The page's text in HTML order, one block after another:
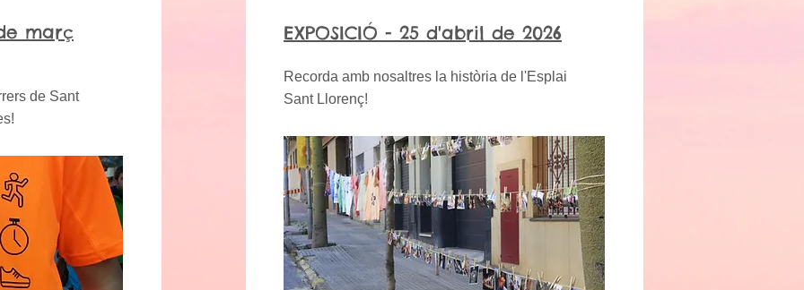
març
de Sant
EXPOSICIÓ - 25 d'abril de 2026
Recorda amb nosaltres la història de l'Esplai
Sant Llorenç!